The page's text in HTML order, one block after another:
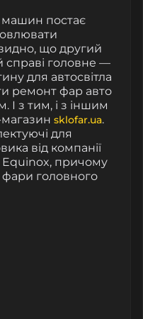
машин постає
що другий
справі головне —
для автосвітла
ремонт фар авто
І з тим, і з іншим
sklofar.ua.
для
від компанії
Equinox, причому
фари головного